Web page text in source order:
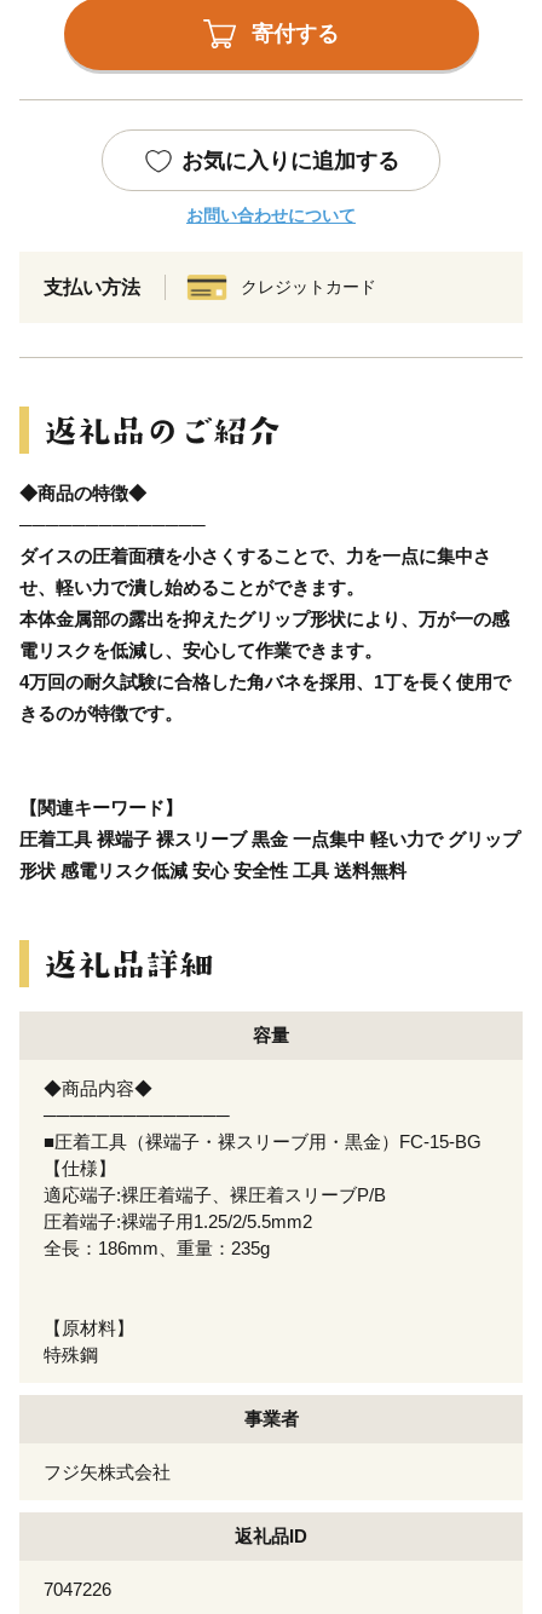
寄付する
お気に入りに追加する
お問い合わせについて
支払い方法 クレジットカード
◆商品の特徴◆
──────────────
ダイスの圧着面積を小さくすることで、力を一点に集中さ
せ、軽い力で潰し始めることができます。
本体金属部の露出を抑えたグリップ形状により、万が一の感
電リスクを低減し、安心して作業できます。
4万回の耐久試験に合格した角バネを採用、1丁を長く使用で
きるのが特徴です。
【関連キーワード】
圧着工具 裸端子 裸スリーブ 黒金 一点集中 軽い力で グリップ
形状 感電リスク低減 安心 安全性 工具 送料無料
容量
◆商品内容◆
──────────────
■圧着工具（裸端子・裸スリーブ用・黒金）FC-15-BG
【仕様】
適応端子:裸圧着端子、裸圧着スリーブP/B
圧着端子:裸端子用1.25/2/5.5mm2
全長：186mm、重量：235g
【原材料】
特殊鋼
事業者
フジ矢株式会社
返礼品ID
7047226